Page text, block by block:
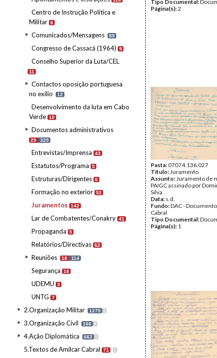
Centro de Instrução Política e
Militar 6
Comunicados/Mensagens 89
Congresso de Cassacá (1964) 9
Conselho Superior da Luta/CEL
11
Contactos oposição portuguesa
no exílio
12
Desenvolvimento da luta em Cabo
Verde 10
Documentos administrativos
29 329
Entrevistas/Imprensa 43
Estatutos/Programa 5
Estruturas/Dirigentes 6
Formação no exterior 52
Juramentos 142
Lar de Combatentes/Conakry 41
Propaganda 5
Relatórios/Directivas 62
Reuniões 18 114
Segurança 18
UDEMU 3
UNTG 7
2.Organização Militar 1275 I
3.Organização Civil 166 I
4.Ação Diplomática 662 I
5.Textos de Amílcar Cabral 71 I
Tipo Documental:
Página(s):2
Pasta:07074.136.027
Título:Juramento
Assunto:Juramento de
PAIGC assinado por
Silva.
Data: s.d.
Fundo:DAC -
Cabral
Tipo Documental:
Página(s): 1